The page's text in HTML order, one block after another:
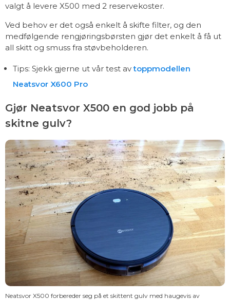
valgt å levere X500 med 2 reservekoster.
Ved behov er det også enkelt å skifte filter, og den
medfølgende rengjøringsbørsten gjør det enkelt å få ut
all skitt og smuss fra støvbeholderen.
Tips: Sjekk gjerne ut vår test avtoppmodellen
Neatsvor X600 Pro
Gjør Neatsvor X500 en god jobb på
skitne gulv?
Neatsvor X500 forbereder seg på et skittent gulv med haugevis av